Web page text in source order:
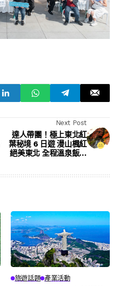
Next Post
達人帶團！極上東北紅
葉秘境 6 日遊 漫山楓紅
絕美東北 全程溫泉飯店
旅遊話題 產業活動